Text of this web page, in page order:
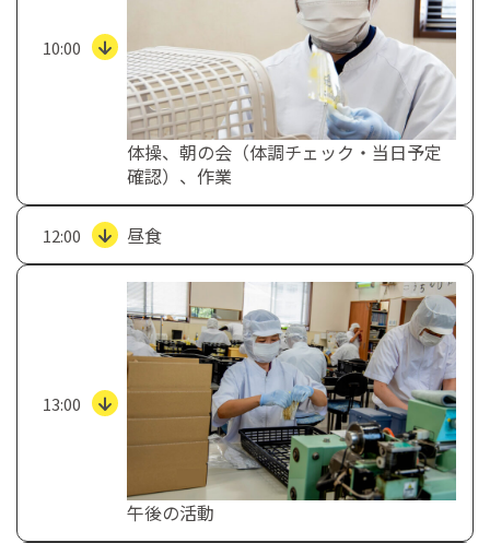
10:00
体操、朝の会（体調チェック・当日予定
確認）、作業
12:00 昼食
13:00
午後の活動